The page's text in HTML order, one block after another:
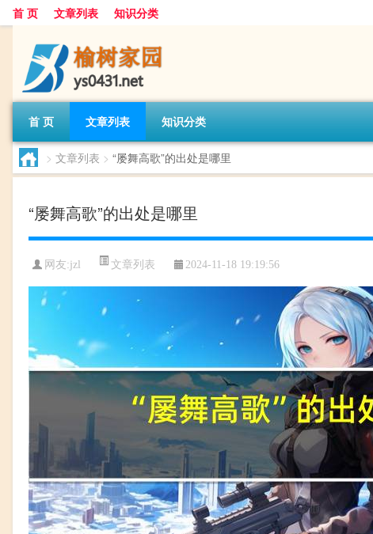
首 页 文章列表 知识分类
首 页 文章列表 知识分类
> 文章列表 > “屡舞高歌”的出处是哪里
“屡舞高歌”的出处是哪里
网友:jzl 文章列表 2024-11-18 19:19:56